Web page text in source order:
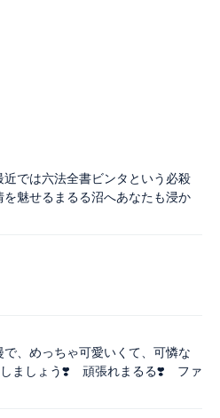
では六法全書ビンタという必殺
魅せるまるる沼へあなたも浸か
、めっちゃ可愛いくて、可憐な
しましょう❣️ 頑張れまるる❣️ ファ